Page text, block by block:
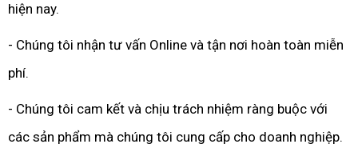
hiện nay.
- Chúng tôi nhận tư vấn Online và tận nơi hoàn toàn miễn
phí.
- Chúng tôi cam kết và chịu trách nhiệm ràng buộc với
các sản phẩm mà chúng tôi cung cấp cho doanh nghiệp.